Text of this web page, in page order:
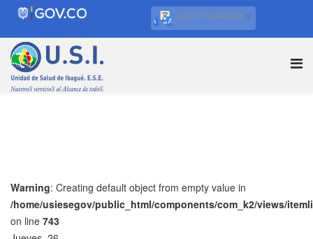
SELECT LANGUAGE ▼
Warning: Creating default object from empty value in
/home/usiesegov/public_html/components/com_k2/views/
on line 743